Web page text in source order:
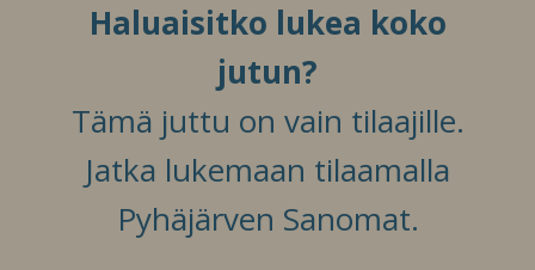
Haluaisitko lukea koko
jutun?
Tämä juttu on vain tilaajille.
Jatka lukemaan tilaamalla
Pyhäjärven Sanomat.